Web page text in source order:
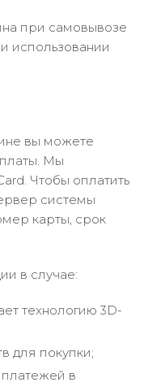
при самовывозе
использовании
вы можете
Мы
Чтобы оплатить
системы
карты, срок
в случае:
технологию 3D-
для покупки;
платежей в